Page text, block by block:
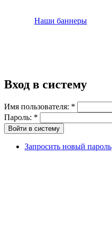
Наши баннеры
Вход в систему
Имя пользователя: *
Пароль: *
Запросить новый пароль